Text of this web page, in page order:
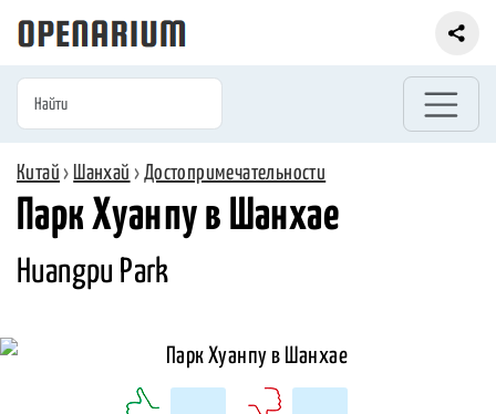
Китай › Шанхай › Достопримечательности
Парк Хуанпу в Шанхае
Huangpu Park